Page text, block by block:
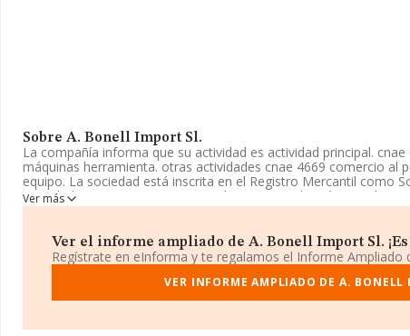
Sobre A. Bonell Import Sl.
La compañía informa que su actividad es actividad principal.
máquinas herramienta. otras actividades cnae 4669 comercio al
equipo. La sociedad está inscrita en el Registro Mercantil como
actividad CNAE como 'Comercio al por mayor de máquinas
actividad de importación y/o exportación.
No ha habido variación en cuanto al número de empleados con
disposición de INFORMA, ha tenido un número de empleados
La dirección de correo esbonellbonell@gmail.com .
núm. 48 P. 11 Pta. 3, (08019), Barcelona, Cataluña.
Ver más
Ver el informe ampliado de A. Bonell Import Sl.
Regístrate en eInforma y te regalamos el Informe Ampliado
VER INFORME AMPLIADO DE A. BONELL